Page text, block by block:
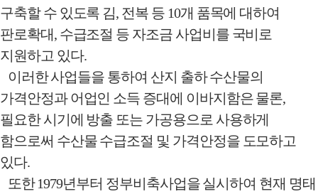
구축할 수 있도록 김, 전복 등 10개 품목에 대하여
판로확대, 수급조절 등 자조금 사업비를 국비로
지원하고 있다.
이러한 사업들을 통하여 산지 출하 수산물의
가격안정과 어업인 소득 증대에 이바지함은 물론,
필요한 시기에 방출 또는 가공용으로 사용하게
함으로써 수산물 수급조절 및 가격안정을 도모하고
있다.
또한1979년부터 정부비축사업을 실시하여 현재 명태